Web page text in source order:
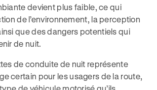
devient plus faible, ce qui
de l’environnement, la perception
que des dangers potentiels qui
de nuit.
de conduite de nuit représente
certain pour les usagers de la route,